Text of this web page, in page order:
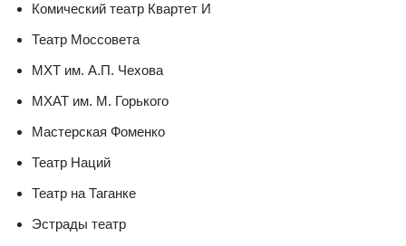
Комический театр Квартет И
Театр Моссовета
МХТ им. А.П. Чехова
МХАТ им. М. Горького
Мастерская Фоменко
Театр Наций
Театр на Таганке
Эстрады театр